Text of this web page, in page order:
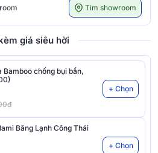
Tìm showroom
giá siêu hời
Bamboo chống bụi bẩn,
+ Chọn
Băng Lạnh Công Thái
+ Chọn